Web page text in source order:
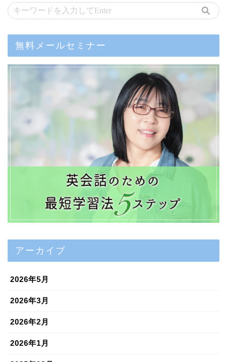
無料メールセミナー
アーカイブ
2026年5月
2026年3月
2026年2月
2026年1月